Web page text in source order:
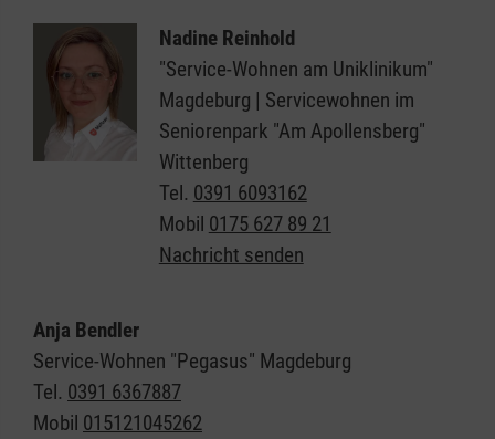
Nadine Reinhold
"Service-Wohnen am Uniklinikum"
Magdeburg | Servicewohnen im
Seniorenpark "Am Apollensberg"
Wittenberg
Tel. 0391 6093162
Mobil 0175 627 89 21
Nachricht senden
Anja Bendler
Service-Wohnen "Pegasus" Magdeburg
Tel. 0391 6367887
Mobil 015121045262